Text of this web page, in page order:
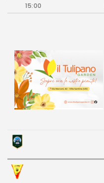
Partita Party
Supercoppa
ERREA Cup
Squadre
News
Migliori
Albo d’oro
15:00